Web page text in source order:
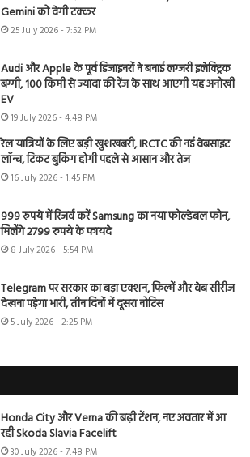
Gemini को देगी टक्कर
25 July 2026 - 7:52 PM
Audi और Apple के पूर्व डिजाइनरों ने बनाई लग्जरी इलेक्ट्रिक
बग्गी, 100 किमी से ज्यादा की रेंज के साथ आएगी यह अनोखी
EV
19 July 2026 - 4:48 PM
रेल यात्रियों के लिए बड़ी खुशखबरी, IRCTC की नई वेबसाइट
लॉन्च, टिकट बुकिंग होगी पहले से आसान और तेज
16 July 2026 - 1:45 PM
999 रुपये में रिजर्व करें Samsung का नया फोल्डेबल फोन,
मिलेंगे 2799 रुपये के फायदे
8 July 2026 - 5:54 PM
Telegram पर सरकार का बड़ा एक्शन, फिल्में और वेब सीरीज
देखना पड़ेगा भारी, तीन दिनों में दूसरा नोटिस
5 July 2026 - 2:25 PM
Honda City और Verna की बढ़ी टेंशन, नए अवतार में आ
रही Skoda Slavia Facelift
30 July 2026 - 7:48 PM